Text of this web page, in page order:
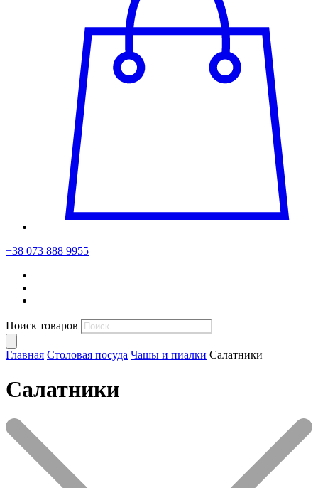
+38 073 888 9955
Поиск товаров
Главная Столовая посуда Чашы и пиалки Салатники
Салатники